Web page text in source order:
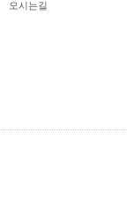
오시는길